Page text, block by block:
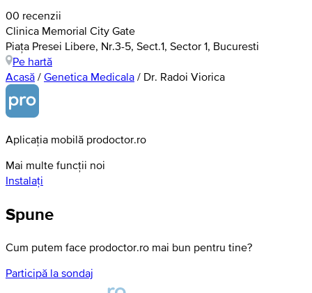
00 recenzii
Clinica Memorial City Gate
Piața Presei Libere, Nr.3-5, Sect.1, Sector 1, Bucuresti
Pe hartă
Acasă / Genetica Medicala / Dr. Radoi Viorica
Aplicația mobilă prodoctor.ro
Mai multe funcții noi
Instalați
Spune
Cum putem face prodoctor.ro mai bun pentru tine?
Participă la sondaj